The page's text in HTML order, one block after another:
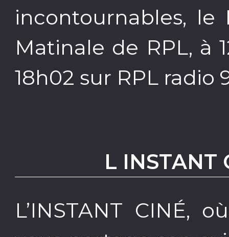
incontournables,
Matinale de RPL, à
18h02 sur RPL radio
L INSTANT
L’INSTANT CINÉ,